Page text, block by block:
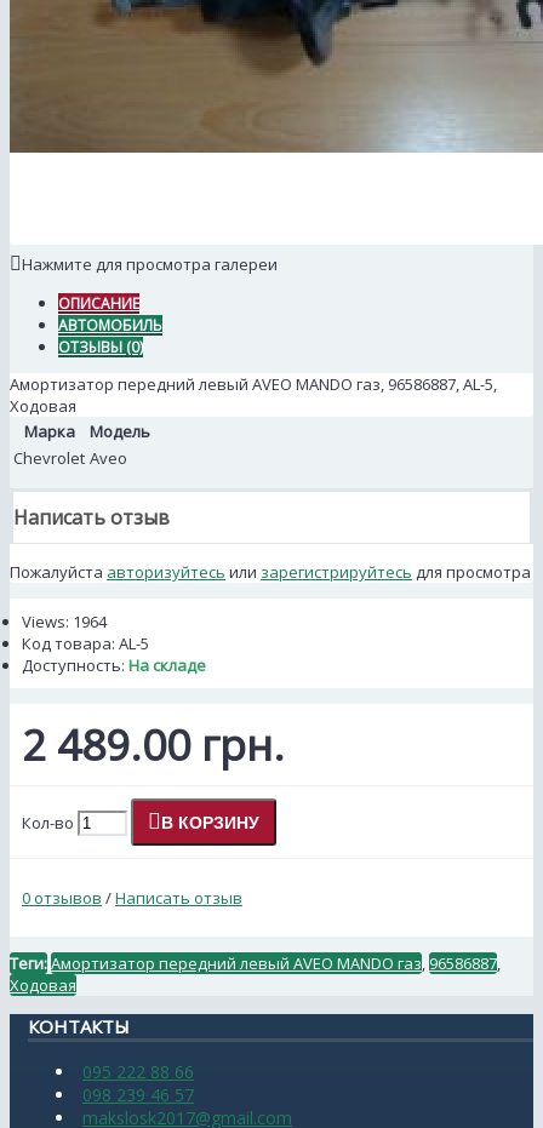
Нажмите для просмотра галереи
ОПИСАНИЕ
АВТОМОБИЛЬ
ОТЗЫВЫ (0)
Амортизатор передний левый AVEO MANDO газ, 96586887, AL-5,
Ходовая
Марка
Модель
Chevrolet Aveo
Написать отзыв
Пожалуйста авторизуйтесь или зарегистрируйтесь для просмотра
Views: 1964
Код товара: AL-5
Доступность: На складе
2 489.00 грн.
Кол-во В КОРЗИНУ
0 отзывов /Написать отзыв
Теги:Амортизатор передний левый AVEO MANDO газ 96586887
Ходовая
КОНТАКТЫ
095 222 88 66
098 239 46 57
makslosk2017@gmail.com